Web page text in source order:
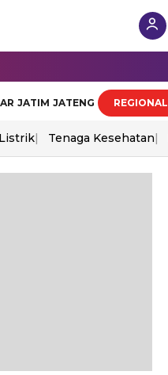
JATIM JATENG REGIONAL
Tenaga Kesehatan